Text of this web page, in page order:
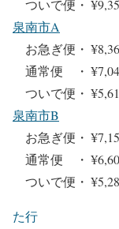
ついで便・
泉南市A
お急ぎ便・
通常便 ・
ついで便・
泉南市B
お急ぎ便・
通常便 ・
ついで便・
た行